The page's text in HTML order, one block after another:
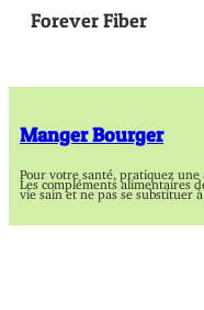
Forever Fiber
Manger Bourger
Pour votre santé, pratiquez une
Les compléments alimentaires
vie sain et ne pas se substituer